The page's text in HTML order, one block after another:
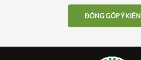
ĐÓNG GÓP Ý KIẾN